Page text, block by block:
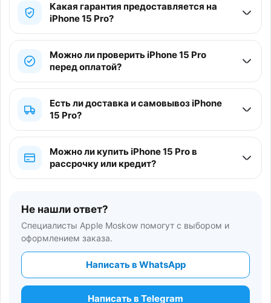
Какая гарантия предоставляется на
iPhone 15 Pro?
Можно ли проверить iPhone 15 Pro
перед оплатой?
Есть ли доставка и самовывоз iPhone
15 Pro?
Можно ли купить iPhone 15 Pro в
рассрочку или кредит?
Не нашли ответ?
Специалисты Apple Moskow помогут с выбором и
оформлением заказа.
Написать в WhatsApp
Написать в Telegram